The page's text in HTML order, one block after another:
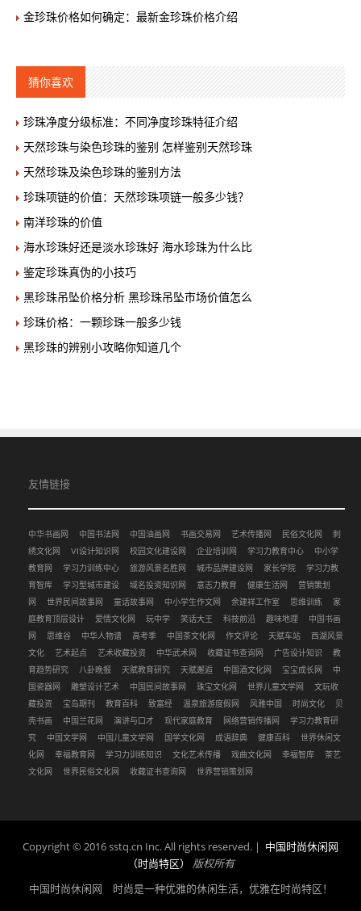
金珍珠价格如何确定：最新金珍珠价格介绍
猜你喜欢
珍珠净度分级标准：不同净度珍珠特征介绍
天然珍珠与染色珍珠的鉴别 怎样鉴别天然珍珠
天然珍珠及染色珍珠的鉴别方法
珍珠项链的价值：天然珍珠项链一般多少钱？
南洋珍珠的价值
海水珍珠好还是淡水珍珠好 海水珍珠为什么比
鉴定珍珠真伪的小技巧
黑珍珠吊坠价格分析 黑珍珠吊坠市场价值怎么
珍珠价格：一颗珍珠一般多少钱
黑珍珠的辨别小攻略你知道几个
友情链接
中华书画网 中国书法网 中国油画网 书画交易网 艺术传播网 民俗文化网
刺
绣文化网
VI设计知识网 校园文化建设网 企业培训网 学习力教育中心
中小学
教育网
学习力训练中心 旅游风景名胜网 城市品牌建设网 家长学院
学习力教
育智库
学习型城市建设 域名投资知识网 意志力教育 健康生活网
营销策划
网
世界民间故事网 童话故事网 中小学生作文网 余建祥工作室 思维训练
家
庭教育顶层设计
爱情文化网 玩中学 笑话大王 科技前沿 趣味地理
中国书画
网
思维谷 中华人物谱 高考季 中国茶文化网 作文评论 天赋车站
西湖风景
文化
艺术起点 艺术收藏投资 中华武术网 收藏证书查询网 广告设计知识
教
育趋势研究
八卦晚报 天赋教育研究 天赋邂逅 中国酒文化网 宝宝成长网
中
国瓷器网
雕塑设计艺术 中国民间故事网 珠宝文化网 世界儿童文学网
文玩收
藏投资
宝岛期刊 教育百科 致富经 温泉旅游度假网 风雅中国 时尚文化
贝
壳书画
中国兰花网 演讲与口才 现代家庭教育 网络营销传播网
学习力教育研
究
中国文学网 中国儿童文学网 国学文化网 成语辞典 健康百科
世界休闲文
化网
幸福教育网 学习力训练知识 文化艺术传播 戏曲文化网 幸福智库
茶艺
文化网
世界民俗文化网 收藏证书查询网 世界营销策划网
Copyright © 2016 sstq.cn Inc. All rights reserved. | 中国时尚休闲网
（时尚特区）
版权所有
中国时尚休闲网 时尚是一种优雅的休闲生活，优雅在时尚特区！